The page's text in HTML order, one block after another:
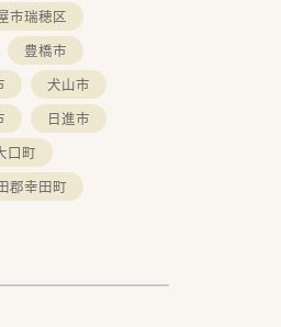
市瑞穂区
豊橋市
犬山市
日進市
口町
郡幸田町